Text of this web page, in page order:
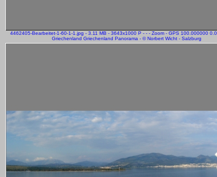
4462405-Bearbeitet-1-60-1-1.jpg - 3.11 MB - 3643x1000 P - - - Zoom - GPS 100.000000
Griechenland Griechenland Panorama - © Norbert Wicht - Salzburg